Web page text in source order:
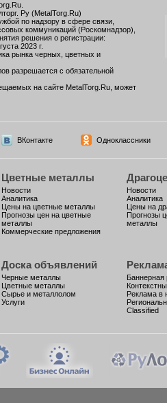
Ру (MetalTorg.Ru)
по надзору в сфере связи,
коммуникаций (Роскомнадзор),
решения о регистрации:
2023 г.
рынка черных, цветных и
разрешается с обязательной
на сайте MetalTorg.Ru, может
ВКонтакте Одноклассники
Цветные металлы
Новости
Аналитика
Цены на цветные металлы
Прогнозы цен на цветные
металлы
Коммерческие предложения
Новости
Аналитика
Цены на
Прогнозы
металлы
Доска объявлений
Черные металлы
Цветные металлы
Сырье и металлолом
Услуги
Баннерная
Реклама в
Classified